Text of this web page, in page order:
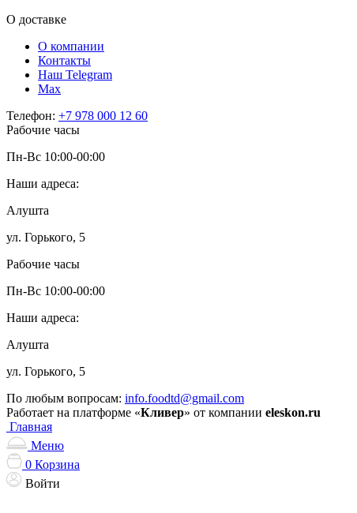
О доставке
О компании
Контакты
Наш Telegram
Мах
Телефон: +7 978 000 12 60
Рабочие часы
Пн-Вс 10:00-00:00
Наши адреса:
Алушта
ул. Горького, 5
Рабочие часы
Пн-Вс 10:00-00:00
Наши адреса:
Алушта
ул. Горького, 5
По любым вопросам: info.foodtd@gmail.com
Работает на платформе «Кливер» от компании eleskon.ru
Главная
Меню
0 Корзина
Войти